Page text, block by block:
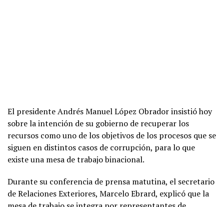
El presidente Andrés Manuel López Obrador insistió hoy
sobre la intención de su gobierno de recuperar los
recursos como uno de los objetivos de los procesos que se
siguen en distintos casos de corrupción, para lo que
existe una mesa de trabajo binacional.
Durante su conferencia de prensa matutina, el secretario
de Relaciones Exteriores, Marcelo Ebrard, explicó que la